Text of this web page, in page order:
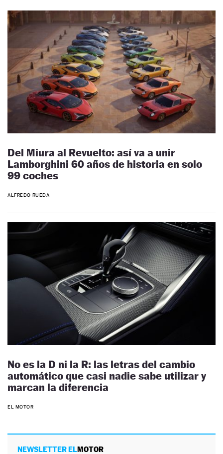
Del Miura al Revuelto: así va a unir
Lamborghini 60 años de historia en solo
99 coches
ALFREDO RUEDA
No es la D ni la R: las letras del cambio
automático que casi nadie sabe utilizar y
marcan la diferencia
EL MOTOR
NEWSLETTER ELMOTOR